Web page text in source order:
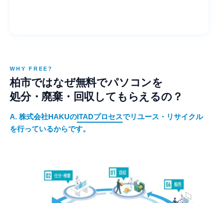
WHY FREE?
柏市ではなぜ無料でパソコンを
処分・廃棄・回収してもらえるの？
A. 株式会社HAKUのITADプロセスでリユース・リサイクル
を行っているからです。